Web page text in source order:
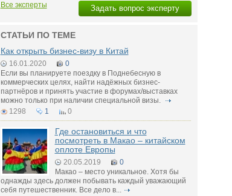
Задать вопрос эксперту
Все эксперты
СТАТЬИ ПО ТЕМЕ
Как открыть бизнес-визу в Китай
16.01.2020
0
Если вы планируете поездку в Поднебесную в
коммерческих целях, найти надёжных бизнес-
партнёров и принять участие в форумах/выставках
можно только при наличии специальной визы.
1298
1 0
Где остановиться и что
посмотреть в Макао – китайском
оплоте Европы
20.05.2019
0
Макао – место уникальное. Хотя бы
однажды здесь должен побывать каждый уважающий
себя путешественник. Все дело в...